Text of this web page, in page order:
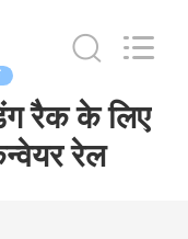
रैक के लिए
रेल